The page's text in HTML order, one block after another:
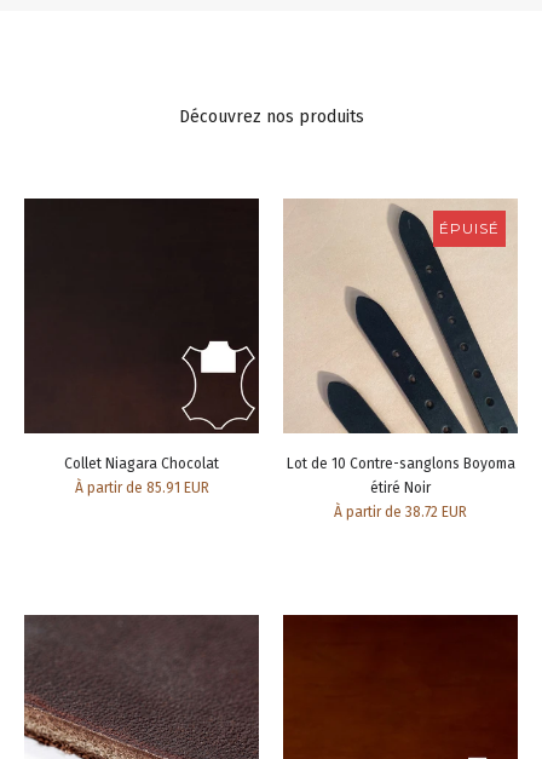
Découvrez nos produits
Collet Niagara Chocolat
À partir de 85.91 EUR
ÉPUISÉ
Lot de 10 Contre-sanglons Boyoma
étiré Noir
À partir de 38.72 EUR